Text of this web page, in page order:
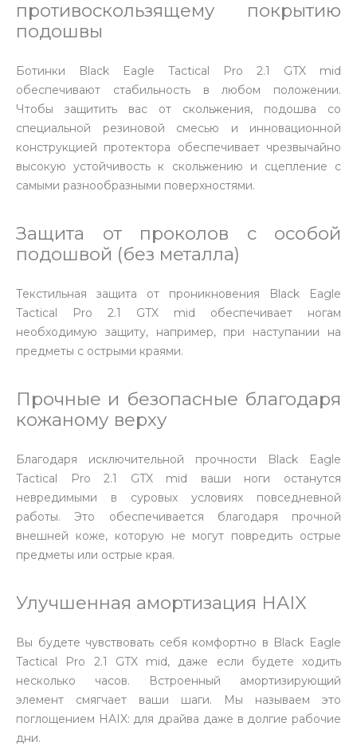
противоскользящему покрытию
подошвы
Ботинки Black Eagle Tactical Pro 2.1 GTX mid
обеспечивают стабильность в любом положении.
Чтобы защитить вас от скольжения, подошва со
специальной резиновой смесью и инновационной
конструкцией протектора обеспечивает чрезвычайно
высокую устойчивость к скольжению и сцепление с
самыми разнообразными поверхностями.
Защита от проколов с особой
подошвой (без металла)
Текстильная защита от проникновения Black Eagle
Tactical Pro 2.1 GTX mid обеспечивает ногам
необходимую защиту, например, при наступании на
предметы с острыми краями.
Прочные и безопасные благодаря
кожаному верху
Благодаря исключительной прочности Black Eagle
Tactical Pro 2.1 GTX mid ваши ноги останутся
невредимыми в суровых условиях повседневной
работы. Это обеспечивается благодаря прочной
внешней коже, которую не могут повредить острые
предметы или острые края.
Улучшенная амортизация HAIX
Вы будете чувствовать себя комфортно в Black Eagle
Tactical Pro 2.1 GTX mid, даже если будете ходить
несколько часов. Встроенный амортизирующий
элемент смягчает ваши шаги. Мы называем это
поглощением HAIX: для драйва даже в долгие рабочие
дни.